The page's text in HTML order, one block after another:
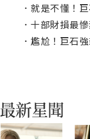
． 就是不懂！巨
． 十部財損最
． 尷尬！巨石